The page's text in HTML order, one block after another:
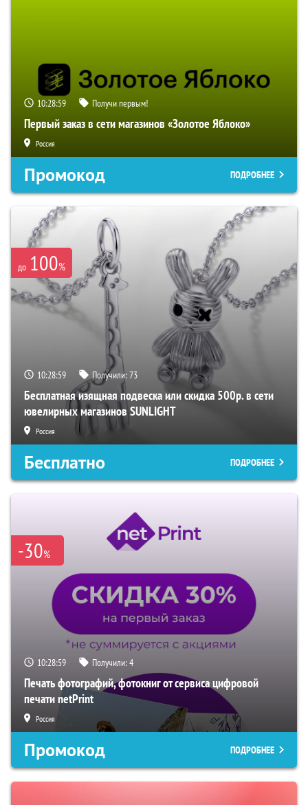
10:28:58 Получи первым!
Первый заказ в сети магазинов «Золотое Яблоко»
Россия
Промокод ПОДРОБНЕЕ
до 100%
10:28:58 Получили:73
Бесплатная изящная подвеска или скидка 500р. в сети
ювелирных магазинов SUNLIGHT
Россия
Бесплатно ПОДРОБНЕЕ
-30%
10:28:58 Получили:4
Печать фотографий, фотокниг от сервиса цифровой
печати netPrint
Россия
Промокод ПОДРОБНЕЕ